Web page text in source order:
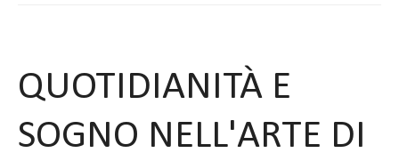
QUOTIDIANITÀ E
SOGNO NELL'ARTE DI